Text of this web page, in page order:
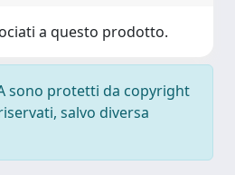
a questo prodotto.
sono protetti da copyright
salvo diversa